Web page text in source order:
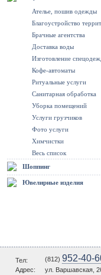
Ателье, пошив одежды
Благоустройство
Брачные агентства
Доставка воды
Изготовление
Кофе-автоматы
Ритуальные услуги
Санитарная обработка
Уборка помещений
Услуги грузчиков
Фото услуги
Химчистки
Весь список
Шоппинг
Ювелирные изделия
Тел: (812) 952-40-
Адрес:
ул. Варшавская,